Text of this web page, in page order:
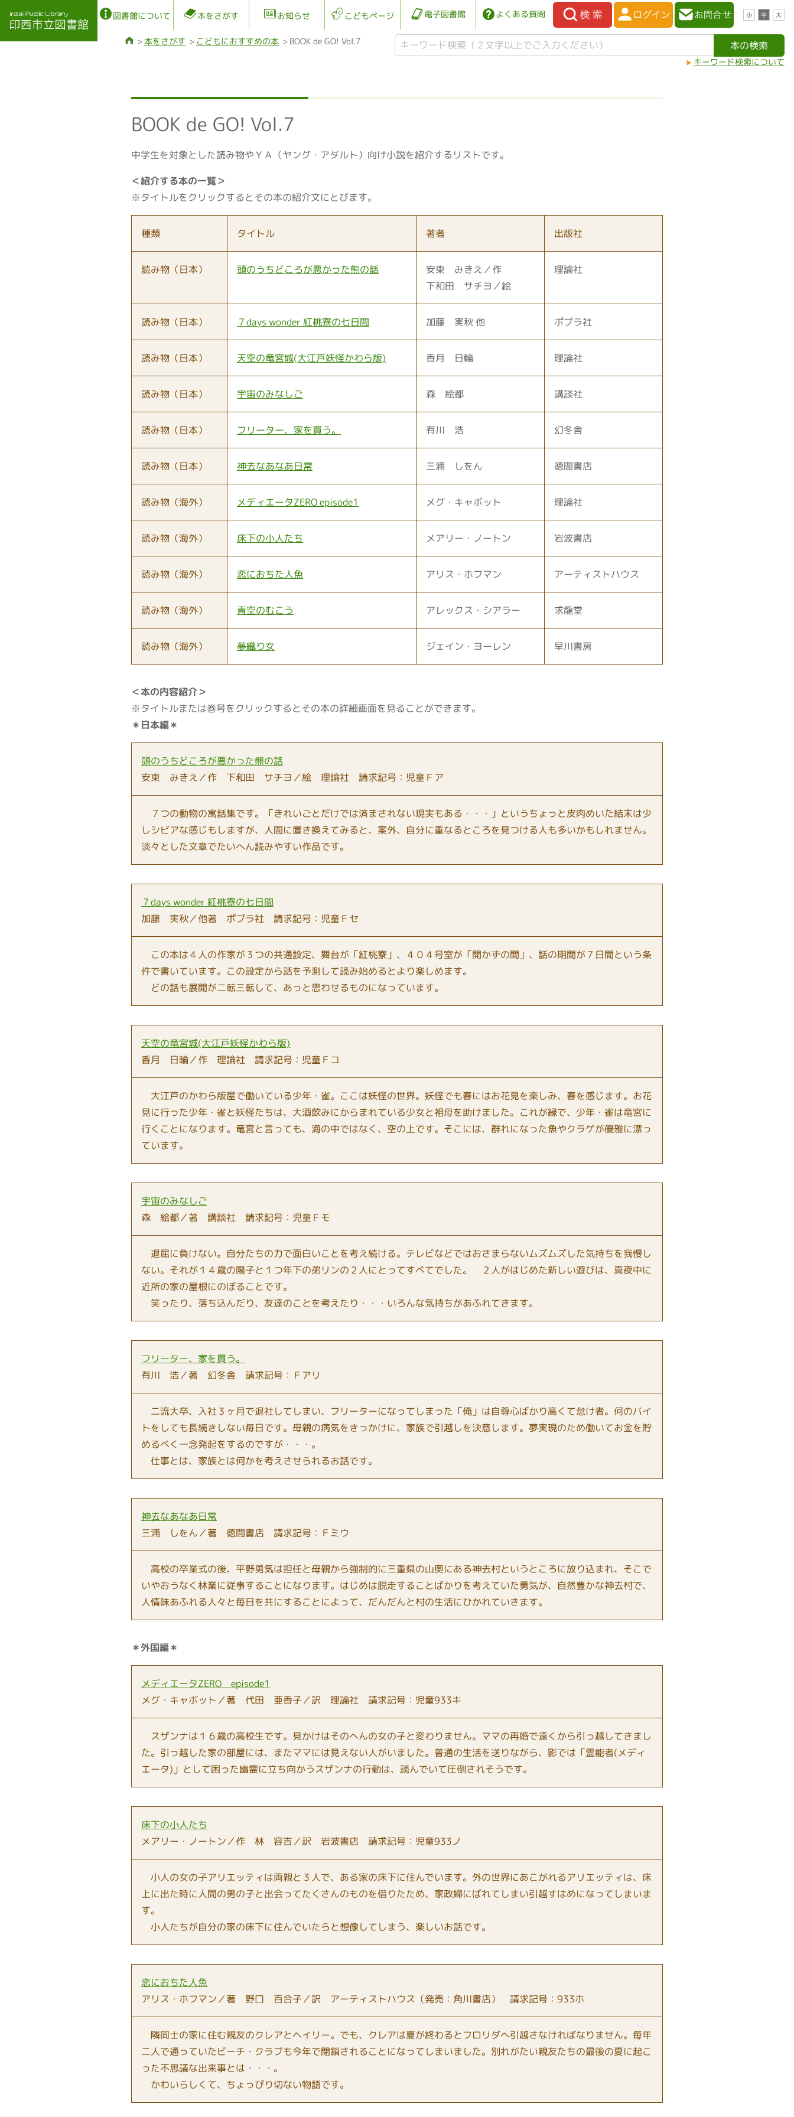
図書館について 本をさがす お知らせ こどもページ 電子図書館 よくある質問 小 中 大
本をさがす こどもにおすすめの本
BOOK de GO! Vol.7
キーワード検索について
BOOK de GO! Vol.7
中学生を対象とした読み物やＹＡ（ヤング・アダルト）向け小説を紹介するリストです。
＜紹介する本の一覧＞
※タイトルをクリックするとその本の紹介文にとびます。
種類 タイトル 著者 出版社
読み物（日本） 頭のうちどころが悪かった熊の話
安東 みきえ／作
下和田 サチヨ／絵
理論社
読み物（日本） ７days wonder 紅桃寮の七日間 加藤 実秋 他 ポプラ社
読み物（日本） 天空の竜宮城(大江戸妖怪かわら版) 香月 日輪 理論社
読み物（日本） 宇宙のみなしご 森 絵都 講談社
読み物（日本） フリーター、家を買う。 有川 浩 幻冬舎
読み物（日本） 神去なあなあ日常 三浦 しをん 徳間書店
読み物（海外） メディエータZERO episode1 メグ・キャボット 理論社
読み物（海外） 床下の小人たち メアリー・ノートン 岩波書店
読み物（海外） 恋におちた人魚 アリス・ホフマン アーティストハウス
読み物（海外） 青空のむこう アレックス・シアラー 求龍堂
読み物（海外） 夢織り女 ジェイン・ヨーレン 早川書房
＜本の内容紹介＞
※タイトルまたは巻号をクリックするとその本の詳細画面を見ることができます。
＊日本編＊
頭のうちどころが悪かった熊の話
安東 みきえ／作 下和田 サチヨ／絵 理論社 請求記号：児童Ｆア
７つの動物の寓話集です。「きれいごとだけでは済まされない現実もある・・・」というちょっと皮肉めいた結末は少
しシビアな感じもしますが、人間に置き換えてみると、案外、自分に重なるところを見つける人も多いかもしれません。
淡々とした文章でたいへん読みやすい作品です。
７days wonder 紅桃寮の七日間
加藤 実秋／他著 ポプラ社 請求記号：児童Ｆセ
この本は４人の作家が３つの共通設定、舞台が「紅桃寮」、４０４号室が「開かずの間」、話の期間が７日間という条
件で書いています。この設定から話を予測して読み始めるとより楽しめます。
どの話も展開が二転三転して、あっと思わせるものになっています。
天空の竜宮城(大江戸妖怪かわら版)
香月 日輪／作 理論社 請求記号：児童Ｆコ
大江戸のかわら版屋で働いている少年・雀。ここは妖怪の世界。妖怪でも春にはお花見を楽しみ、春を感じます。お花
見に行った少年・雀と妖怪たちは、大酒飲みにからまれている少女と祖母を助けました。これが縁で、少年・雀は竜宮に
行くことになります。竜宮と言っても、海の中ではなく、空の上です。そこには、群れになった魚やクラゲが優雅に漂っ
ています。
宇宙のみなしご
森 絵都／著 講談社 請求記号：児童Ｆモ
退屈に負けない。自分たちの力で面白いことを考え続ける。テレビなどではおさまらないムズムズした気持ちを我慢し
ない。それが１４歳の陽子と１つ年下の弟リンの２人にとってすべてでした。 ２人がはじめた新しい遊びは、真夜中に
近所の家の屋根にのぼることです。
笑ったり、落ち込んだり、友達のことを考えたり・・・いろんな気持ちがあふれてきます。
フリーター、家を買う。
有川 浩／著 幻冬舎 請求記号：Ｆアリ
二流大卒、入社３ヶ月で退社してしまい、フリーターになってしまった「俺」は自尊心ばかり高くて怠け者。何のバイ
トをしても長続きしない毎日です。母親の病気をきっかけに、家族で引越しを決意します。夢実現のため働いてお金を貯
めるべく一念発起をするのですが・・・。
仕事とは、家族とは何かを考えさせられるお話です。
神去なあなあ日常
三浦 しをん／著 徳間書店 請求記号：Ｆミウ
高校の卒業式の後、平野勇気は担任と母親から強制的に三重県の山奥にある神去村というところに放り込まれ、そこで
いやおうなく林業に従事することになります。はじめは脱走することばかりを考えていた勇気が、自然豊かな神去村で、
人情味あふれる人々と毎日を共にすることによって、だんだんと村の生活にひかれていきます。
＊外国編＊
メディエータZERO episode1
メグ・キャボット／著 代田 亜香子／訳 理論社 請求記号：児童933キ
スザンナは１６歳の高校生です。見かけはそのへんの女の子と変わりません。ママの再婚で遠くから引っ越してきまし
た。引っ越した家の部屋には、またママには見えない人がいました。普通の生活を送りながら、影では「霊能者(メディ
エータ)」として困った幽霊に立ち向かうスザンナの行動は、読んでいて圧倒されそうです。
床下の小人たち
メアリー・ノートン／作 林 容吉／訳 岩波書店 請求記号：児童933ノ
小人の女の子アリエッティは両親と３人で、ある家の床下に住んでいます。外の世界にあこがれるアリエッティは、床
上に出た時に人間の男の子と出会ってたくさんのものを借りたため、家政婦にばれてしまい引越すはめになってしまいま
す。
小人たちが自分の家の床下に住んでいたらと想像してしまう、楽しいお話です。
恋におちた人魚
アリス・ホフマン／著 野口 百合子／訳 アーティストハウス（発売：角川書店） 請求記号：933ホ
隣同士の家に住む親友のクレアとヘイリー。でも、クレアは夏が終わるとフロリダへ引越さなければなりません。毎年
二人で通っていたビーチ・クラブも今年で閉鎖されることになってしまいました。別れがたい親友たちの最後の夏に起こ
った不思議な出来事とは・・・。
かわいらしくて、ちょっぴり切ない物語です。